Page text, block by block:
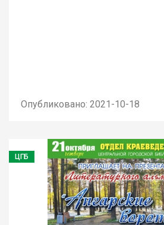
Опубликовано: 2021-10-18
ЦГБ